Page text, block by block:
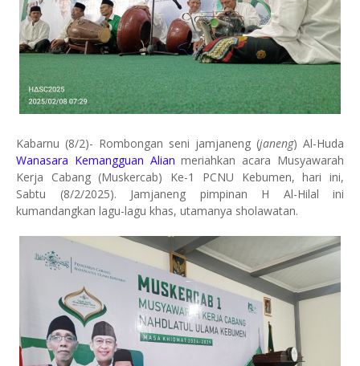
Kabarnu (8/2)- Rombongan seni jamjaneng (janeng) Al-Huda
Wanasara Kemangguan Alian meriahkan acara Musyawarah
Kerja Cabang (Muskercab) Ke-1 PCNU Kebumen, hari ini,
Sabtu (8/2/2025). Jamjaneng pimpinan H Al-Hilal ini
kumandangkan lagu-lagu khas, utamanya sholawatan.